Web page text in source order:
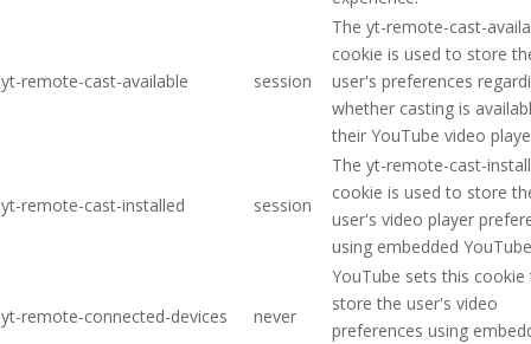
yt-remote-cast-available session
The yt-remote-cast-
cookie is used to store
user's preferences
whether casting is
their YouTube video
yt-remote-cast-installed session
The yt-remote-cast-
cookie is used to store
user's video player
using embedded
yt-remote-connected-devices never
YouTube sets this cookie
store the user's video
preferences using